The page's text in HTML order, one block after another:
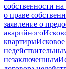
собственности
о праве
заявление о
аварийного
квартирыИсковое
незаключенным